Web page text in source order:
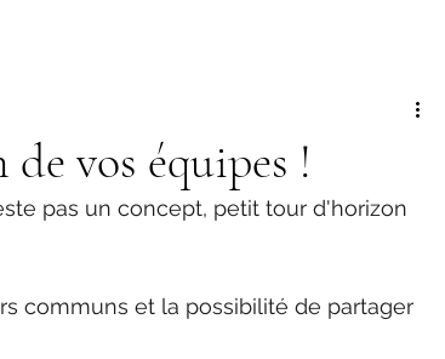
vos équipes !
pas un concept, petit tour d'horizon
communs et la possibilité de partager